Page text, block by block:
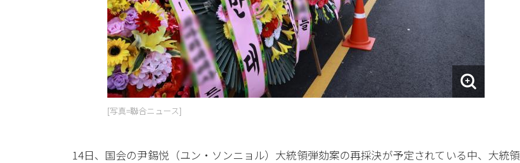
[写真=聯合ニュース]
14日、国会の尹錫悦（ユン・ソンニョル）大統領弾劾案の再採決が予定されている中、大統領